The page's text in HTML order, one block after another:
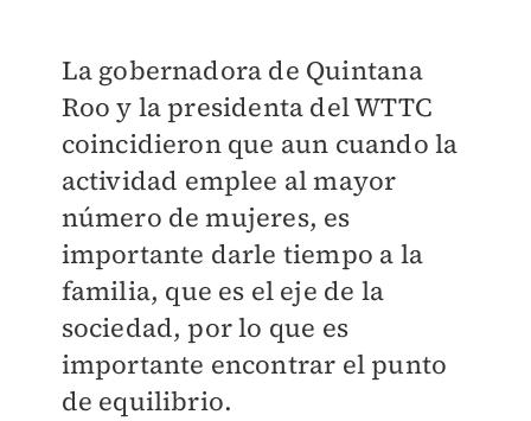
La gobernadora de Quintana
Roo y la presidenta del WTTC
coincidieron que aun cuando la
actividad emplee al mayor
número de mujeres, es
importante darle tiempo a la
familia, que es el eje de la
sociedad, por lo que es
importante encontrar el punto
de equilibrio.